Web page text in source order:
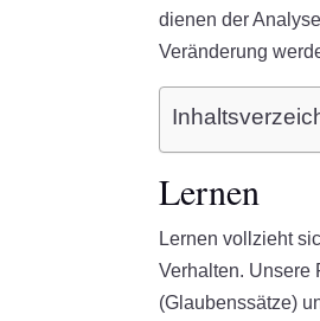
dienen der
Veränderung
Lernen
Lernen vollzieht
Verhalten. Unsere
(Glaubenssätze)